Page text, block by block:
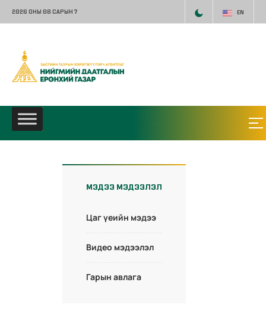
2026 ОНЫ 08 САРЫН 7 EN
МЭДЭЭ МЭДЭЭЛЭЛ
Цаг үеийн мэдээ
Видео мэдээлэл
Гарын авлага